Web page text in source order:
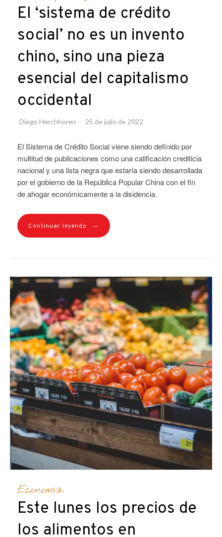
El ‘sistema de crédito
social’ no es un invento
chino, sino una pieza
esencial del capitalismo
occidental
Diego Herchhoren 25 de julio de 2022
El Sistema de Crédito Social viene siendo definido por
multitud de publicaciones como una calificación crediticia
nacional y una lista negra que estaría siendo desarrollada
por el gobierno de la República Popular China con el fin
de ahogar económicamente a la disidencia.
Continuar leyendo →
Economía
Este lunes los precios de
los alimentos en